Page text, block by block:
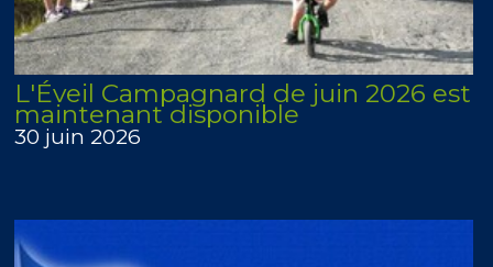
L'Éveil Campagnard de juin 2026 est
maintenant disponible
30 juin 2026